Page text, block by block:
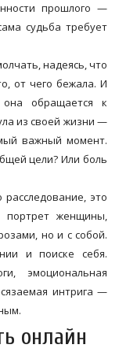
прошлого —
судьба требует
надеясь, что
от чего бежала. И
обращается к
из своей жизни —
важный момент.
цели? Или боль
это
портрет женщины,
но и с собой.
и поиске себя.
эмоциональная
интрига —
онлайн